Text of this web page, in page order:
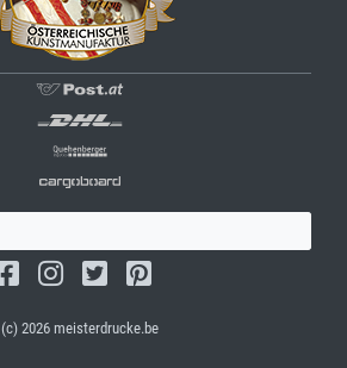
(c) 2026 meisterdrucke.be